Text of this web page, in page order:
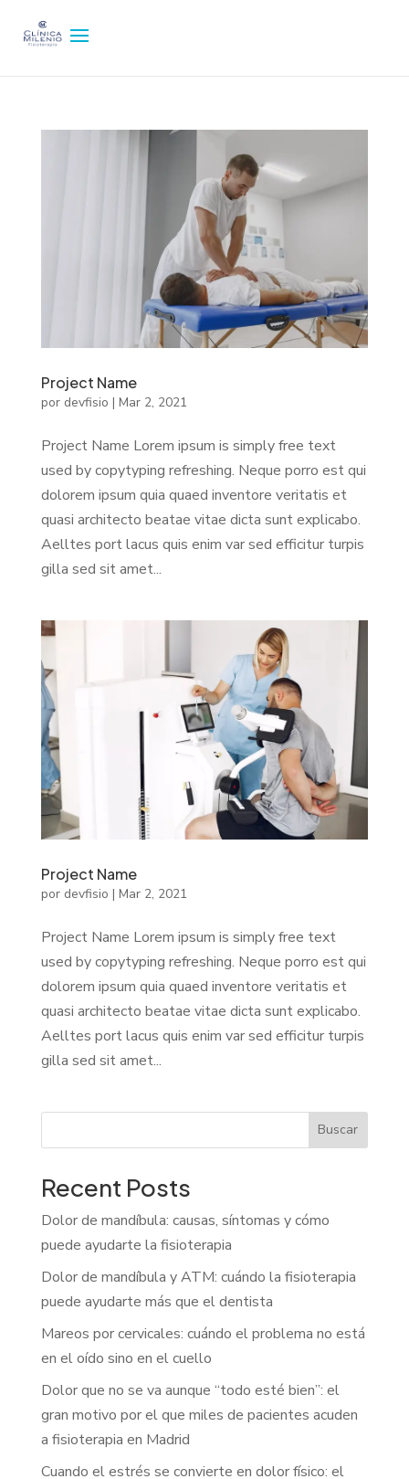
Project Name
por devfisio | Mar 2, 2021
Project Name Lorem ipsum is simply free text
used by copytyping refreshing. Neque porro est qui
dolorem ipsum quia quaed inventore veritatis et
quasi architecto beatae vitae dicta sunt explicabo.
Aelltes port lacus quis enim var sed efficitur turpis
gilla sed sit amet...
Project Name
por devfisio | Mar 2, 2021
Project Name Lorem ipsum is simply free text
used by copytyping refreshing. Neque porro est qui
dolorem ipsum quia quaed inventore veritatis et
quasi architecto beatae vitae dicta sunt explicabo.
Aelltes port lacus quis enim var sed efficitur turpis
gilla sed sit amet...
Buscar
Recent Posts
Dolor de mandíbula: causas, síntomas y cómo
puede ayudarte la fisioterapia
Dolor de mandíbula y ATM: cuándo la fisioterapia
puede ayudarte más que el dentista
Mareos por cervicales: cuándo el problema no está
en el oído sino en el cuello
Dolor que no se va aunque “todo esté bien”: el
gran motivo por el que miles de pacientes acuden
a fisioterapia en Madrid
Cuando el estrés se convierte en dolor físico: el